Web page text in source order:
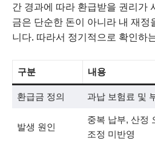
간 경과에 따라 환급받을 권리가
금은 단순한 돈이 아니라 내 재정
니다. 따라서 정기적으로 확인하
구분 내용
환급금 정의 과납 보험료 및
발생 원인
중복 납부, 산정
조정 미반영